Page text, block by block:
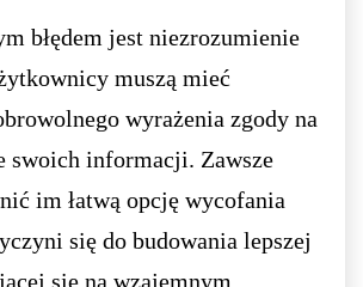
błędem jest niezrozumienie
muszą mieć
wyrażenia zgody na
swoich informacji. Zawsze
im łatwą opcję wycofania
się do budowania lepszej
się na wzajemnym